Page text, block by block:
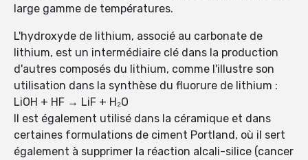
large gamme de températures.
L'hydroxyde de lithium, associé au carbonate de
lithium, est un intermédiaire clé dans la production
d'autres composés du lithium, comme l'illustre son
utilisation dans la synthèse du fluorure de lithium :
LiOH + HF → LiF + H₂O
Il est également utilisé dans la céramique et dans
certaines formulations de ciment Portland, où il sert
également à supprimer la réaction alcali-silice (cancer